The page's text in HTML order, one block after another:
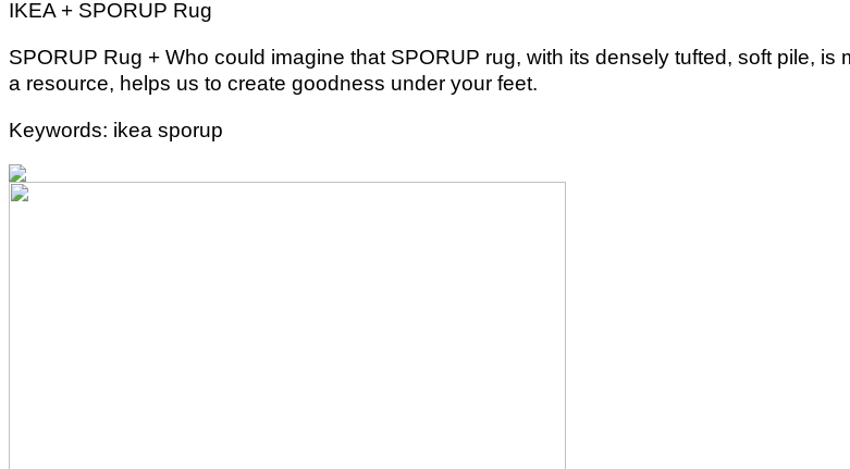
IKEA + SPORUP Rug
SPORUP Rug + Who could imagine that SPORUP rug, with its densely tufted, soft pile,
a resource, helps us to create goodness under your feet.
Keywords: ikea sporup